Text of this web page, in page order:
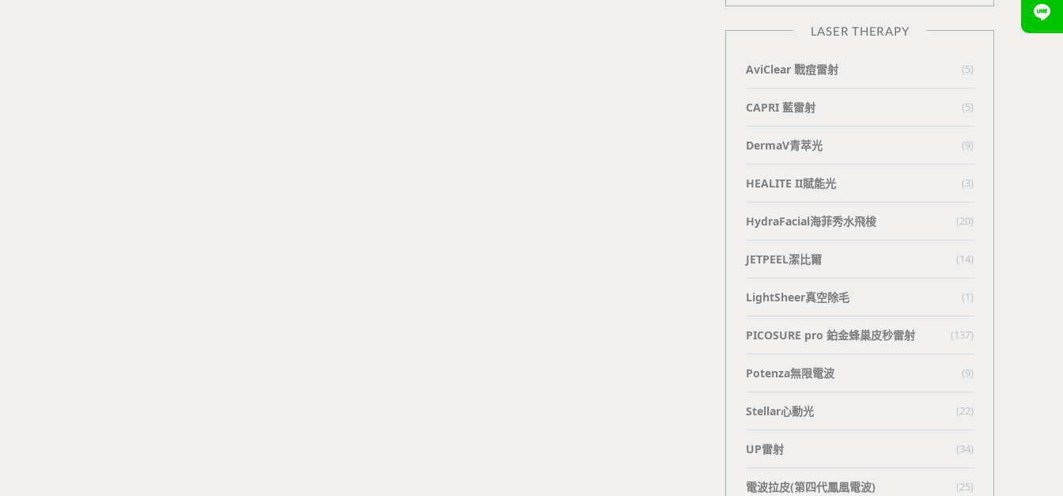
LASER THERAPY
AviClear 戰痘雷射 (5)
CAPRI 藍雷射 (5)
DermaV青萃光 (9)
HEALITE II賦能光 (3)
HydraFacial海菲秀水飛梭 (20)
JETPEEL潔比爾 (14)
LightSheer真空除毛 (1)
PICOSURE pro 鉑金蜂巢皮秒雷射 (137)
Potenza無限電波 (9)
Stellar心動光 (22)
UP雷射 (34)
電波拉皮(第四代鳳凰電波) (25)